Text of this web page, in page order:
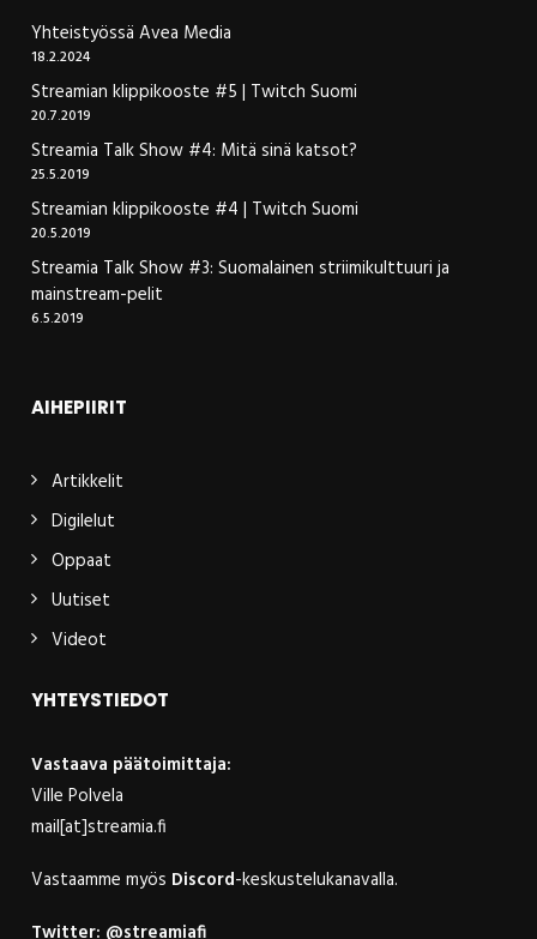
Yhteistyössä Avea Media
18.2.2024
Streamian klippikooste #5 | Twitch Suomi
20.7.2019
Streamia Talk Show #4: Mitä sinä katsot?
25.5.2019
Streamian klippikooste #4 | Twitch Suomi
20.5.2019
Streamia Talk Show #3: Suomalainen striimikulttuuri ja
mainstream-pelit
6.5.2019
AIHEPIIRIT
Artikkelit
Digilelut
Oppaat
Uutiset
Videot
YHTEYSTIEDOT
Vastaava päätoimittaja:
Ville Polvela
mail[at]streamia.fi
Vastaamme myös Discord-keskustelukanavalla.
Twitter: @streamiafi